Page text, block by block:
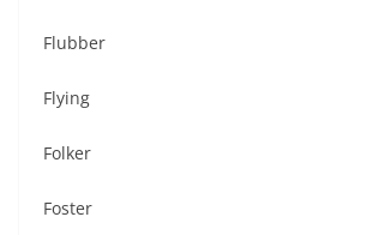
Flubber
Flying
Folker
Foster